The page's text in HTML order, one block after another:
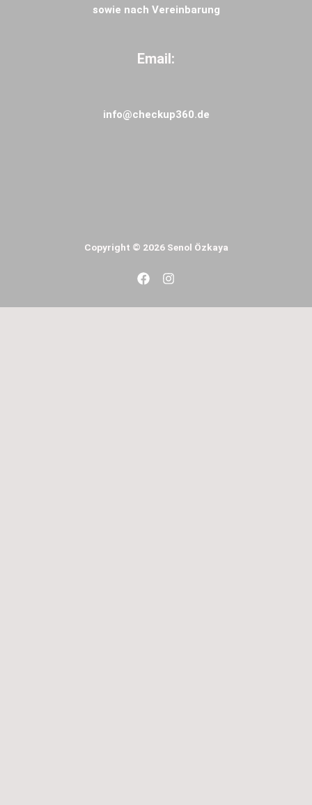
sowie nach Vereinbarung
Email:
info@checkup360.de
Copyright © 2026 Senol Özkaya